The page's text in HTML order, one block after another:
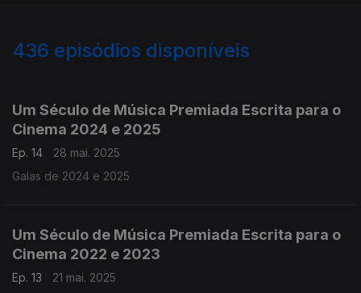
436 episódios disponíveis
Um Século de Música Premiada Escrita para o
Cinema 2024 e 2025
Ep. 14
28 mai. 2025
Galas de 2024 e 2025
Um Século de Música Premiada Escrita para o
Cinema 2022 e 2023
Ep. 13
21 mai. 2025